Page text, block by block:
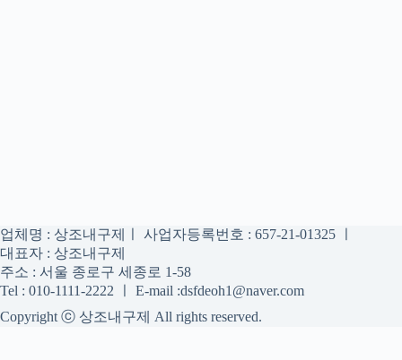
업체명 : 상조내구제ㅣ 사업자등록번호 : 657-21-01325 ㅣ
대표자 : 상조내구제
주소 : 서울 종로구 세종로 1-58
Tel : 010-1111-2222 ㅣ E-mail :dsfdeoh1@naver.com
Copyright ⓒ 상조내구제 All rights reserved.